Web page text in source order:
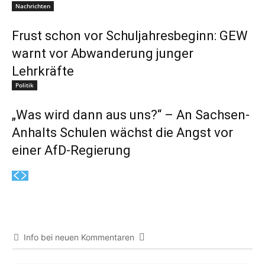
Nachrichten
Frust schon vor Schuljahresbeginn: GEW
warnt vor Abwanderung junger
Lehrkräfte
Politik
„Was wird dann aus uns?“ – An Sachsen-
Anhalts Schulen wächst die Angst vor
einer AfD-Regierung
Info bei neuen Kommentaren